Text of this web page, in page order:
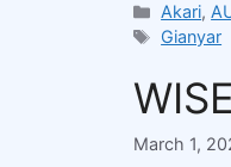
Akari,
Gianyar
March 1,